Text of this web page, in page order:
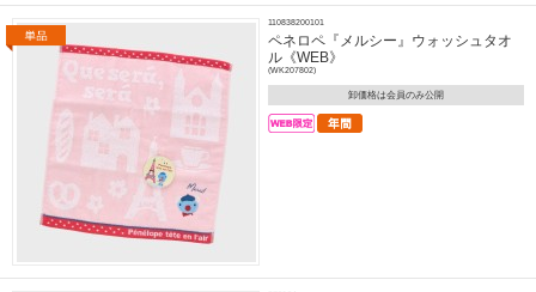
110838200101
ペネロペ『メルシー』ウォッシュタオ
ル《WEB》
(WK207802)
卸価格は会員のみ公開